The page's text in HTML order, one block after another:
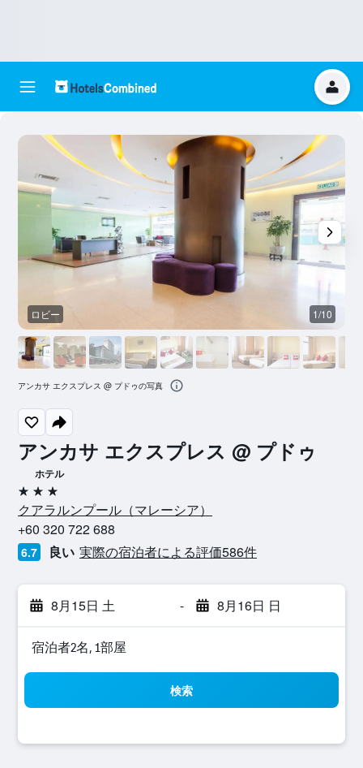
アンカサ エクスプレス @ プドゥ
ホテル
3つ星
クアラルンプール​（マレーシア​）​
+60 320 722 688
6.7 良い 実際の宿泊者による評価586​件
8月15日 土 - 8月16日 日
宿泊者2名, 1​部屋
検索
ロビー 1/10
アンカサ エクスプレス @ プドゥの写真